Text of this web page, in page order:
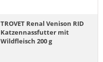
TROVET Renal Venison RID
Katzennassfutter mit
Wildfleisch 200 g